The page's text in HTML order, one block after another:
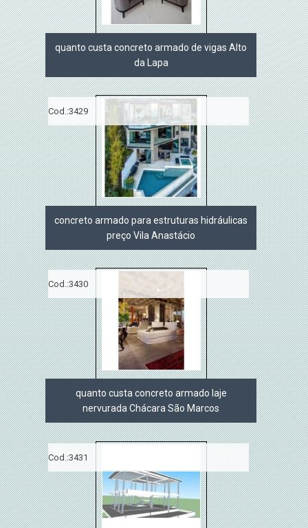
quanto custa concreto armado de vigas Alto
da Lapa
Cod.:3429
concreto armado para estruturas hidráulicas
preço Vila Anastácio
Cod.:3430
quanto custa concreto armado laje
nervurada Chácara São Marcos
Cod.:3431